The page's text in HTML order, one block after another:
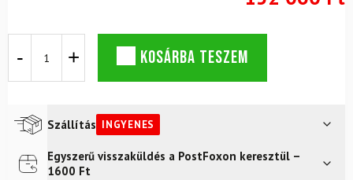
POC
védőszemüveg
Zonula
mennyiség
KOSÁRBA TESZEM
Szállítás INGYENES
Futár a címreIngyenes
Egyszerű visszaküldés a PostFoxon keresztül –
1600 Ft